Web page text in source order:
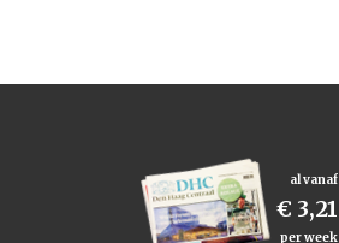
al vanaf
€ 3,21
per week